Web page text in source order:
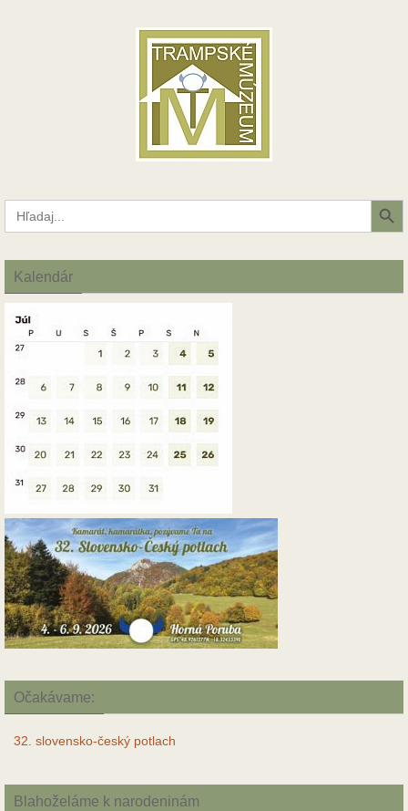
Search
for:
Search Button
Kalendár
Očakávame:
32. slovensko-český potlach
Blahoželáme k narodeninám